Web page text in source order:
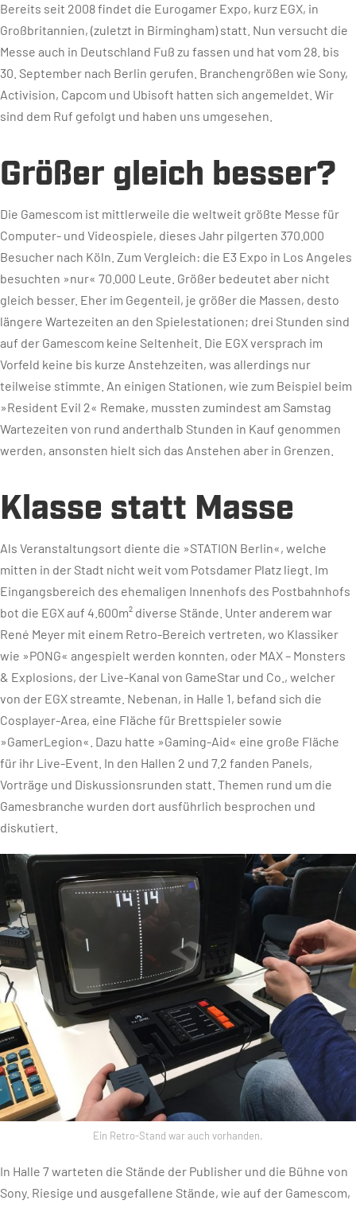
Bereits seit 2008 findet die Eurogamer Expo, kurz EGX, in
Großbritannien, (zuletzt in Birmingham) statt. Nun versucht die
Messe auch in Deutschland Fuß zu fassen und hat vom 28. bis
30. September nach Berlin gerufen. Branchengrößen wie Sony,
Activision, Capcom und Ubisoft hatten sich angemeldet. Wir
sind dem Ruf gefolgt und haben uns umgesehen.
Größer gleich besser?
Die Gamescom ist mittlerweile die weltweit größte Messe für
Computer- und Videospiele, dieses Jahr pilgerten 370.000
Besucher nach Köln. Zum Vergleich: die E3 Expo in Los Angeles
besuchten »nur« 70.000 Leute. Größer bedeutet aber nicht
gleich besser. Eher im Gegenteil, je größer die Massen, desto
längere Wartezeiten an den Spielestationen; drei Stunden sind
auf der Gamescom keine Seltenheit. Die EGX versprach im
Vorfeld keine bis kurze Anstehzeiten, was allerdings nur
teilweise stimmte. An einigen Stationen, wie zum Beispiel beim
»Resident Evil 2« Remake, mussten zumindest am Samstag
Wartezeiten von rund anderthalb Stunden in Kauf genommen
werden, ansonsten hielt sich das Anstehen aber in Grenzen.
Klasse statt Masse
Als Veranstaltungsort diente die »STATION Berlin«, welche
mitten in der Stadt nicht weit vom Potsdamer Platz liegt. Im
Eingangsbereich des ehemaligen Innenhofs des Postbahnhofs
bot die EGX auf 4.600m² diverse Stände. Unter anderem war
René Meyer mit einem Retro-Bereich vertreten, wo Klassiker
wie »PONG« angespielt werden konnten, oder MAX – Monsters
& Explosions, der Live-Kanal von GameStar und Co., welcher
von der EGX streamte. Nebenan, in Halle 1, befand sich die
Cosplayer-Area, eine Fläche für Brettspieler sowie
»GamerLegion«. Dazu hatte »Gaming-Aid« eine große Fläche
für ihr Live-Event. In den Hallen 2 und 7.2 fanden Panels,
Vorträge und Diskussionsrunden statt. Themen rund um die
Gamesbranche wurden dort ausführlich besprochen und
diskutiert.
Ein Retro-Stand war auch vorhanden.
In Halle 7 warteten die Stände der Publisher und die Bühne von
Sony. Riesige und ausgefallene Stände, wie auf der Gamescom,